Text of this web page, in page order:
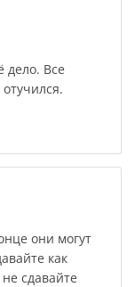
дело. Все
они могут
как
сдавайте